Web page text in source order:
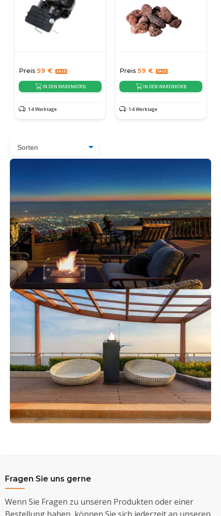
Preis 59 €
IN DEN WARENKORB
1-4 Werktage
Preis 59 €
IN DEN WARENKORB
1-4 Werktage
Fragen Sie uns gerne
Wenn Sie Fragen zu unseren Produkten oder einer